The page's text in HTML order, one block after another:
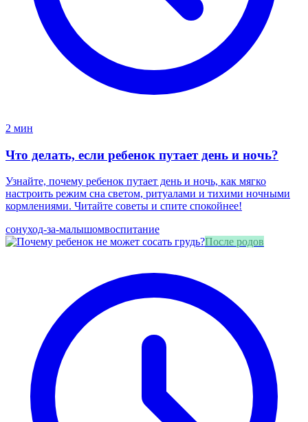
2 мин
Что делать, если ребенок путает день и ночь?
Узнайте, почему ребенок путает день и ночь, как мягко
настроить режим сна светом, ритуалами и тихими ночными
кормлениями. Читайте советы и спите спокойнее!
сонуход-за-малышомвоспитание
После родов